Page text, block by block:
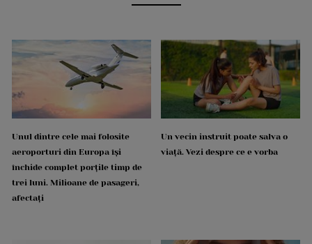
Unul dintre cele mai folosite
aeroporturi din Europa își
închide complet porțile timp de
trei luni. Milioane de pasageri,
afectați
Un vecin instruit poate salva o
viață. Vezi despre ce e vorba